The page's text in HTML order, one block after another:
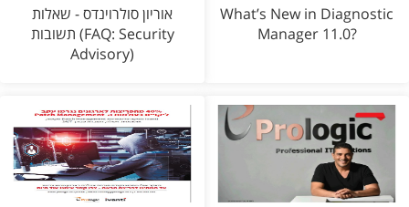
What’s New in Diagnostic
Manager 11.0?
אוריון סולרוינדס - שאלות
תשובות (FAQ: Security
Advisory)